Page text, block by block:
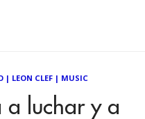
| LEON CLEF | MUSIC
a luchar y a